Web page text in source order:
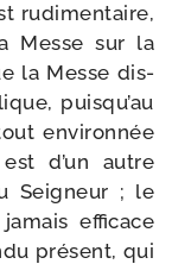
rudi­men­taire,
Messe sur la
la Messe dis­
puis­qu’au
envi­ron­née
d’un autre
Seigneur ; le
effi­cace
pré­sent, qui